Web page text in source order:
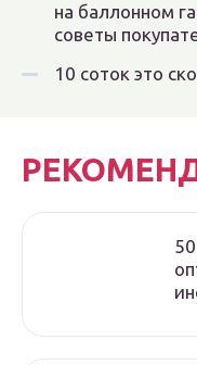
на баллонном
советы
10 соток это